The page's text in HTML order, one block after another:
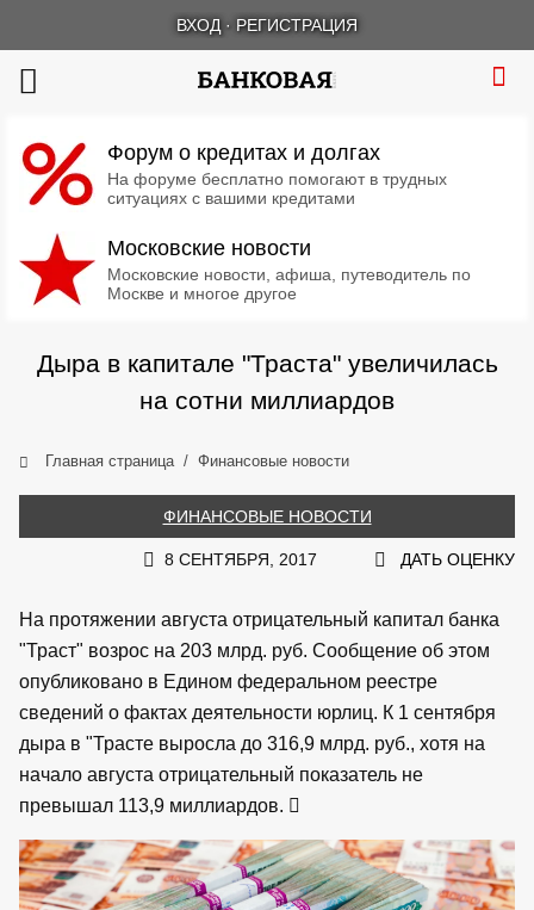
ВХОД · РЕГИСТРАЦИЯ
Форум о кредитах и долгах
На форуме бесплатно помогают в трудных
ситуациях с вашими кредитами
Московские новости
Московские новости, афиша, путеводитель по
Москве и многое другое
Дыра в капитале "Траста" увеличилась
на сотни миллиардов
Главная страница Финансовые новости
ФИНАНСОВЫЕ НОВОСТИ
8 СЕНТЯБРЯ, 2017 ДАТЬ ОЦЕНКУ
На протяжении августа отрицательный капитал банка
"Траст" возрос на 203 млрд. руб. Сообщение об этом
опубликовано в Едином федеральном реестре
сведений о фактах деятельности юрлиц. К 1 сентября
дыра в "Трасте выросла до 316,9 млрд. руб., хотя на
начало августа отрицательный показатель не
превышал 113,9 миллиардов.